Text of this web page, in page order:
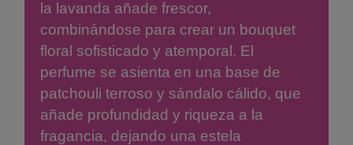
la lavanda añade frescor,
combinándose para crear un bouquet
floral sofisticado y atemporal. El
perfume se asienta en una base de
patchouli terroso y sándalo cálido, que
añade profundidad y riqueza a la
fragancia, dejando una estela